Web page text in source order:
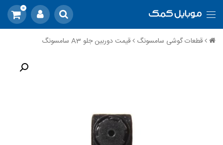
0
قطعات گوشی سامسونگ قیمت دوربین جلو A3 سامسونگ